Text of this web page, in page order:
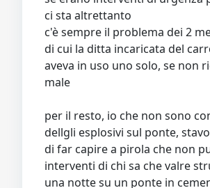
ci sta altrettanto
c'è sempre il problema dei 2
di cui la ditta incaricata del
aveva in uso uno solo, se non
male
per il resto, io che non sono
dellgli esplosivi sul ponte,
di far capire a pirola che non
interventi di chi sa che valre
una notte su un ponte in